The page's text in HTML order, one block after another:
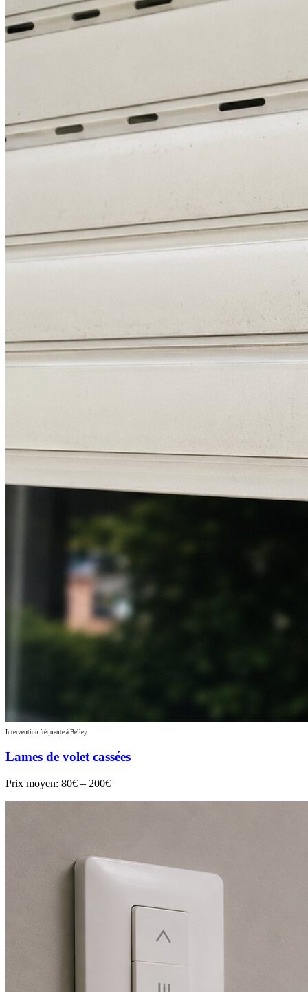
Intervention fréquente à Belley
Lames de volet cassées
Prix moyen: 80€ – 200€